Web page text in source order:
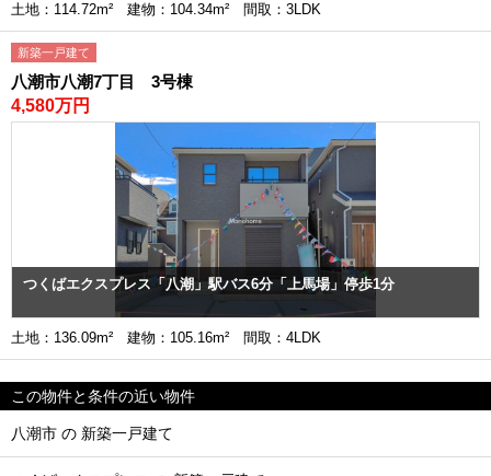
土地：114.72m² 建物：104.34m² 間取：3LDK
新築一戸建て
八潮市八潮7丁目 3号棟
4,580万円
つくばエクスプレス「八潮」駅バス6分「上馬場」停歩1分
土地：136.09m² 建物：105.16m² 間取：4LDK
この物件と条件の近い物件
八潮市 の 新築一戸建て